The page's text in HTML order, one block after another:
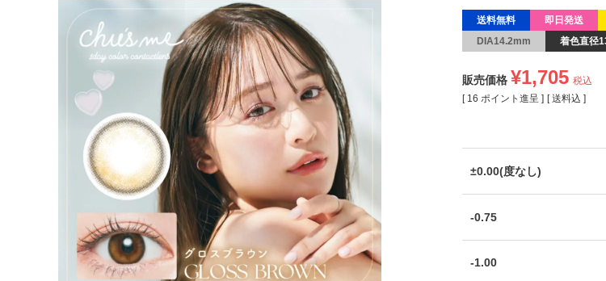
送料無料 即日発送
DIA14.2mm
着色直径
販売価格 ¥1,705 税込
[ 16 ポイント進呈 ] 送料込
±0.00(度なし)
-0.75
-1.00